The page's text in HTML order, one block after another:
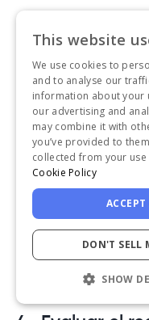
3- Afinar los
onboarding
No saber qué es
onboarding es un
gran contribución
onboarding.
Por tanto, debes
onboarding, que
forma
usuario.
This website
We use cookies to
and to analyse our
information about your
our advertising and
may combine it with
you’ve provided to
collected from your
Cookie Policy
DON'T SELL
SHOW